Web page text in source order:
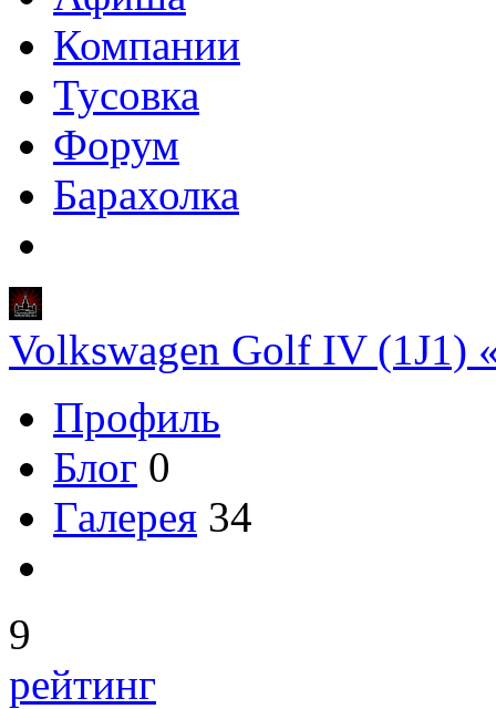
Компании
Тусовка
Форум
Барахолка
Volkswagen Golf IV (1J1)
Профиль
Блог 0
Галерея 34
9
рейтинг